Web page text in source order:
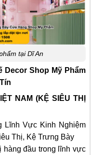
tại Dĩ An
Decor Shop Mỹ Phẩm
NAM (KỆ SIÊU THỊ
Lĩnh Vực Kinh Nghiệm
Thị, Kệ Trưng Bày
hàng đầu trong lĩnh vực